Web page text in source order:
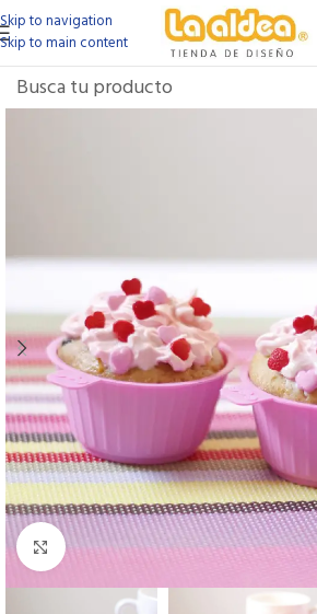
Skip to navigation
Skip to main content
Click to enlarge